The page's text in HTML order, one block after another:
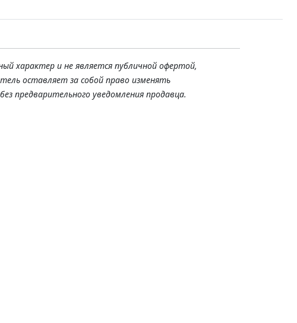
характер и не является публичной офертой,
оставляет за собой право изменять
предварительного уведомления продавца.